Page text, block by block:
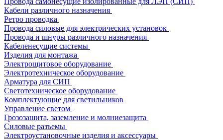
Кабели различного назначения
Ретро проводка
Провода силовые для электрических установок
Провода и шнуры различного назначения
Кабеленесущие системы
Изделия для монтажа
Электрощитовое оборудование
Электротехническое оборудование
Арматура для СИП
Светотехническое оборудование
Комплектующие для светильников
Управление светом
Грозозащита, заземление и молниезащита
Силовые разъемы
Электроустановочные изделия и аксессуары